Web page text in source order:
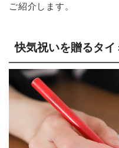
ご紹介します。
快気祝いを贈るタイ